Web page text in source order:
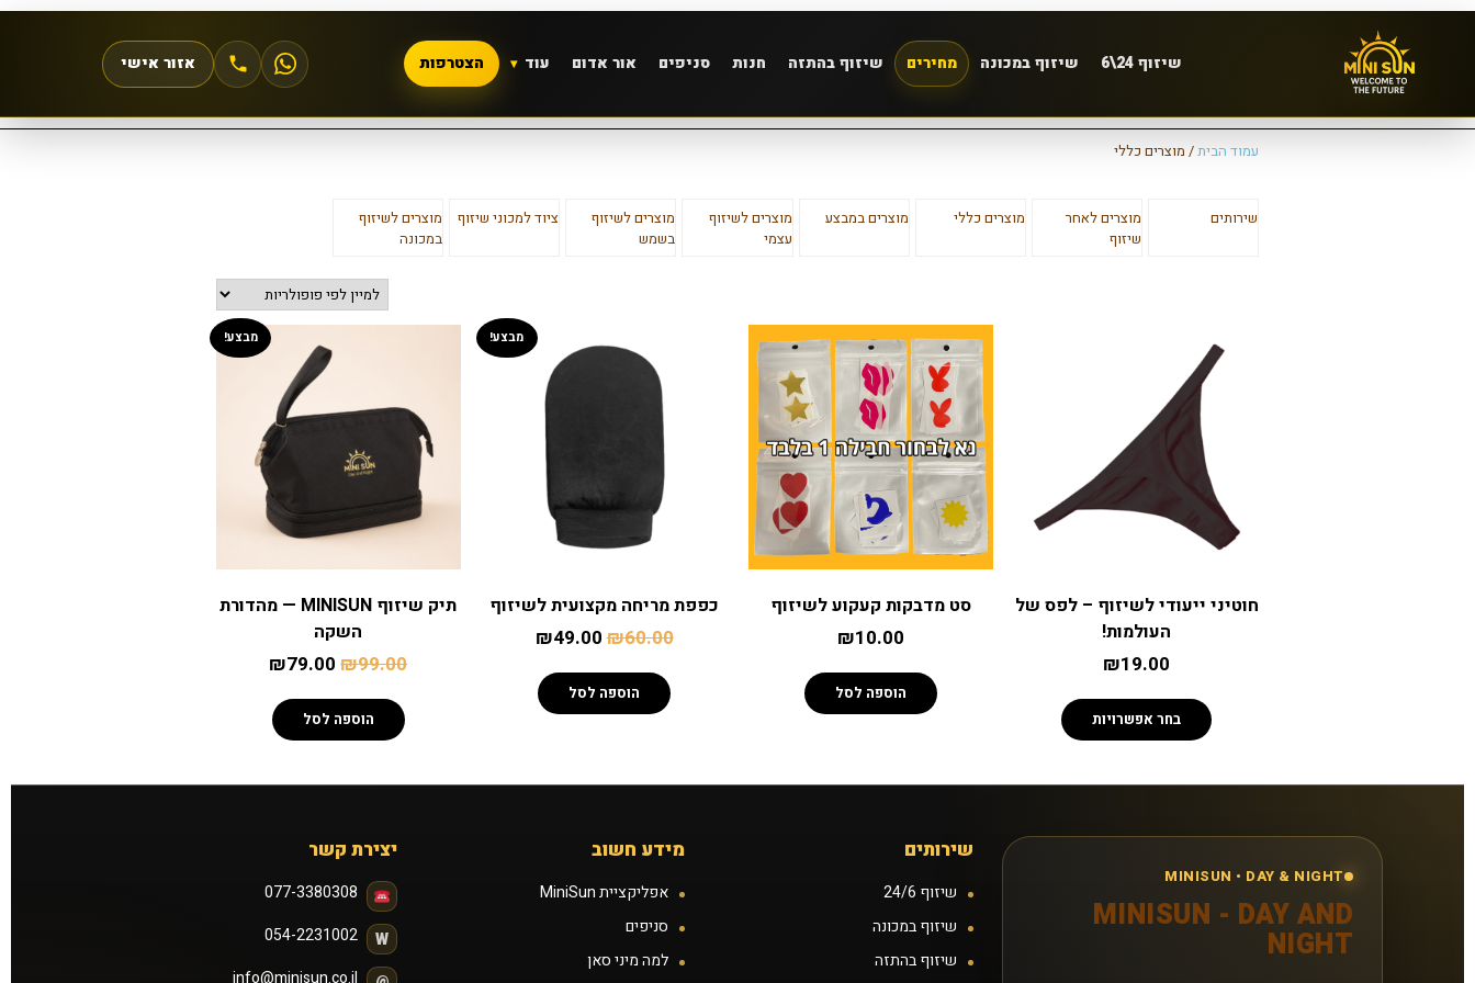
שיזוף 24\6 שיזוף במכונה מחירים שיזוף בהתזה חנות סניפים אור אדום עוד הצטרפות אזור אישי
עמוד הבית/ מוצרים כללי
שירותים
מוצרים לאחר
שיזוף
מוצרים כללי מוצרים במבצע
מוצרים לשיזוף
עצמי
מוצרים לשיזוף
בשמש
ציוד למכוני שיזוף
מוצרים לשיזוף
במכונה
חוטיני ייעודי לשיזוף – לפס של
העולמות!
₪19.00
בחר אפשרויות
סט מדבקות קעקוע לשיזוף
₪10.00
הוספה לסל
מבצע!
כפפת מריחה מקצועית לשיזוף
₪60.00
₪49.00
הוספה לסל
מבצע!
תיק שיזוף MINISUN — מהדורת
השקה
₪99.00
₪79.00
הוספה לסל
MINISUN • DAY & NIGHT
MINISUN - DAY AND
NIGHT
שירותים
שיזוף 24/6
שיזוף במכונה
שיזוף בהתזה
מידע חשוב
אפליקציית MiniSun
סניפים
למה מיני סאן
יצירת קשר
077-3380308
W
054-2231002
info@minisun.co.il